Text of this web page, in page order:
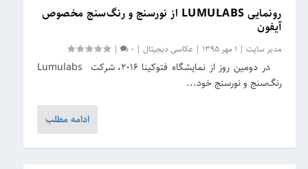
رونمایی LUMULABS از نورسنج و رنگ‌سنج مخصوص
آیفون
مدیر سایت | 1 مهر 1395 |عکاسی دیجیتال |
0
|
در دومین روز از نمایشگاه فتوکینا ۲۰۱۶، شرکت Lumulabs
رنگ‌سنج و نورسنج خود...
ادامه مطلب